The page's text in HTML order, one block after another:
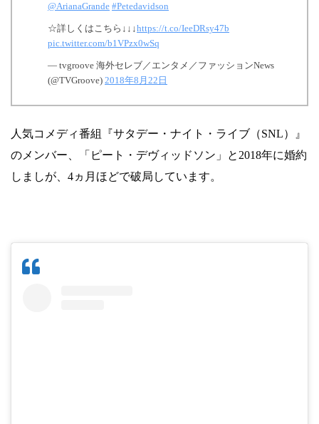
@ArianaGrande #Petedavidson
☆詳しくはこちら↓↓↓https://t.co/IeeDRsy47b
pic.twitter.com/b1VPzx0wSq
— tvgroove 海外セレブ／エンタメ／ファッションNews
(@TVGroove) 2018年8月22日
人気コメディ番組『サタデー・ナイト・ライブ（SNL）』
のメンバー、「ピート・デヴィッドソン」と2018年に婚約
しましが、4ヵ月ほどで破局しています。